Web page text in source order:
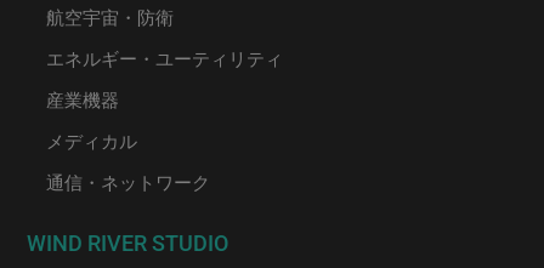
航空宇宙・防衛
エネルギー・ユーティリティ
産業機器
メディカル
通信・ネットワーク
WIND RIVER STUDIO